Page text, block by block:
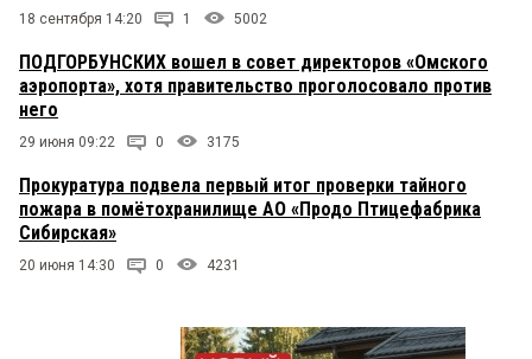
18 сентября 14:20 1 5002
ПОДГОРБУНСКИХ вошел в совет директоров «Омского
аэропорта», хотя правительство проголосовало против
него
29 июня 09:22 0 3175
Прокуратура подвела первый итог проверки тайного
пожара в помётохранилище АО «Продо Птицефабрика
Сибирская»
20 июня 14:30 0 4231